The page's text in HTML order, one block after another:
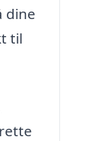
dine
til